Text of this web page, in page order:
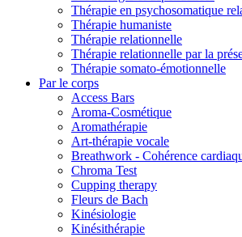
Thérapie en psychosomatique
Thérapie humaniste
Thérapie relationnelle
Thérapie relationnelle par la
Thérapie somato-émotionnelle
Par le corps
Access Bars
Aroma-Cosmétique
Aromathérapie
Art-thérapie vocale
Breathwork - Cohérence
Chroma Test
Cupping therapy
Fleurs de Bach
Kinésiologie
Kinésithérapie